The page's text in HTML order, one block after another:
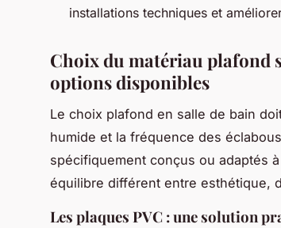
installations techniques et
Choix du matériau plafond
options disponibles
Le choix plafond en salle de bain
humide et la fréquence des
spécifiquement conçus ou adaptés
équilibre différent entre esthétique,
Les plaques PVC : une solution